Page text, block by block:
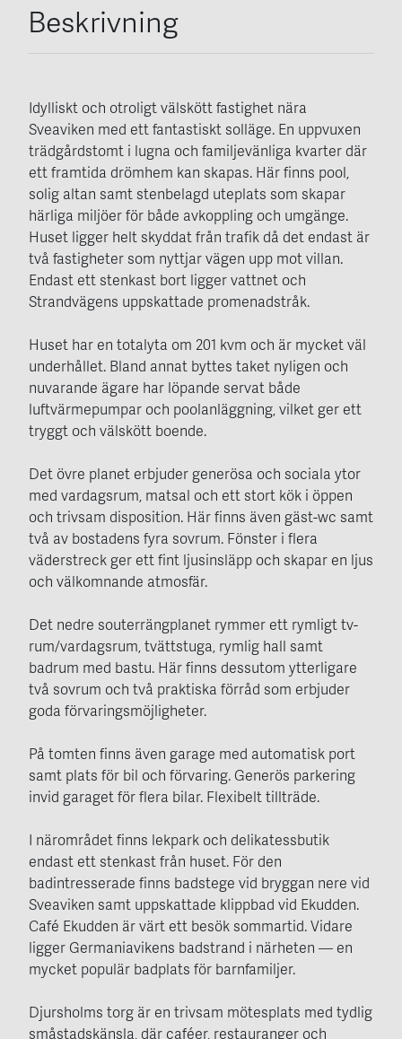
Beskrivning
Idylliskt och otroligt välskött fastighet nära
Sveaviken med ett fantastiskt solläge. En uppvuxen
trädgårdstomt i lugna och familjevänliga kvarter där
ett framtida drömhem kan skapas. Här finns pool,
solig altan samt stenbelagd uteplats som skapar
härliga miljöer för både avkoppling och umgänge.
Huset ligger helt skyddat från trafik då det endast är
två fastigheter som nyttjar vägen upp mot villan.
Endast ett stenkast bort ligger vattnet och
Strandvägens uppskattade promenadstråk.
Huset har en totalyta om 201 kvm och är mycket väl
underhållet. Bland annat byttes taket nyligen och
nuvarande ägare har löpande servat både
luftvärmepumpar och poolanläggning, vilket ger ett
tryggt och välskött boende.
Det övre planet erbjuder generösa och sociala ytor
med vardagsrum, matsal och ett stort kök i öppen
och trivsam disposition. Här finns även gäst-wc samt
två av bostadens fyra sovrum. Fönster i flera
väderstreck ger ett fint ljusinsläpp och skapar en ljus
och välkomnande atmosfär.
Det nedre souterrängplanet rymmer ett rymligt tv-
rum/vardagsrum, tvättstuga, rymlig hall samt
badrum med bastu. Här finns dessutom ytterligare
två sovrum och två praktiska förråd som erbjuder
goda förvaringsmöjligheter.
På tomten finns även garage med automatisk port
samt plats för bil och förvaring. Generös parkering
invid garaget för flera bilar. Flexibelt tillträde.
I närområdet finns lekpark och delikatessbutik
endast ett stenkast från huset. För den
badintresserade finns badstege vid bryggan nere vid
Sveaviken samt uppskattade klippbad vid Ekudden.
Café Ekudden är värt ett besök sommartid. Vidare
ligger Germaniavikens badstrand i närheten — en
mycket populär badplats för barnfamiljer.
Djursholms torg är en trivsam mötesplats med tydlig
småstadskänsla, där caféer, restauranger och